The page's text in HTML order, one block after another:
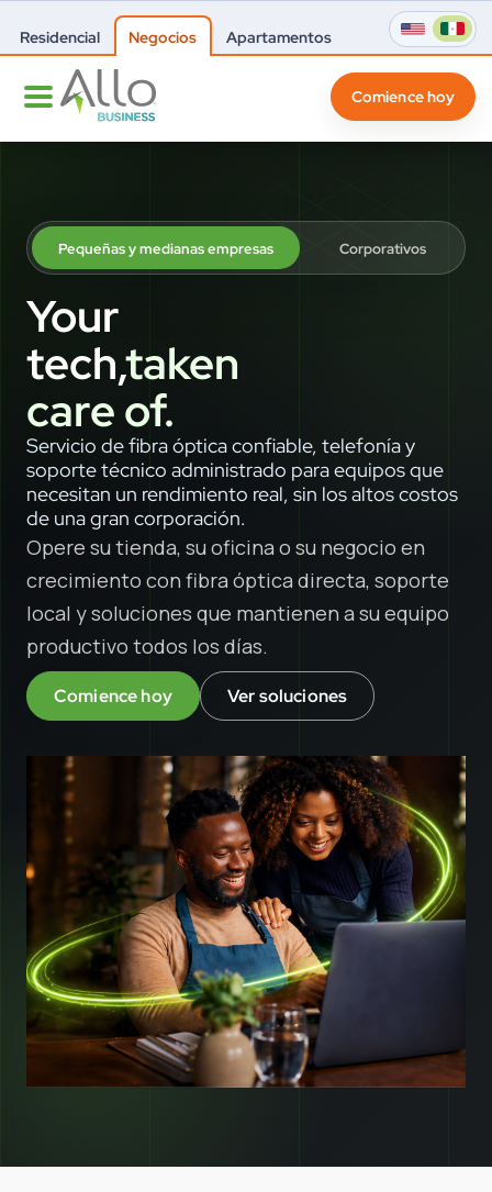
Residencial Negocios Apartamentos
Comience hoy
Pequeñas y medianas empresas Corporativos
Your
tech,taken
care of.
Servicio de fibra óptica confiable, telefonía y
soporte técnico administrado para equipos que
necesitan un rendimiento real, sin los altos costos
de una gran corporación.
Opere su tienda, su oficina o su negocio en
crecimiento con fibra óptica directa, soporte
local y soluciones que mantienen a su equipo
productivo todos los días.
Comience hoy Ver soluciones